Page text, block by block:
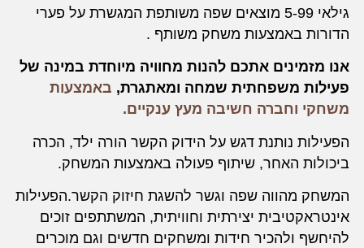
גילאי 5-99 מוצאים שפה משותפת המגשרת על פערי
הדורות באמצעות משחק משותף .
אנו מזמינים אתכם להנות מחוויה מיוחדת במינה של
פעילות משפחתית שמחה ומאתגרת, באמצעות
משחקי וחברה חשיבה מעץ ענקיים.
הפעילות נותנת דגש על הידוק הקשר הורה ילד, הכרה
ביכולות האחר, שיתוף פעולה באמצעות המשחק.
המשחק מהווה שפה וגשר להשגת חיזוק הקשר.הפעילות
אינטראקטיבית יצירתית וחוויתית, המשתתפים זוכים
להיחשף ולהכיר חידות ומשחקים חדשים וגם מוכרים